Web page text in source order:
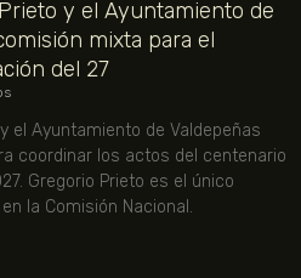
y el Ayuntamiento de
mixta para el
del 27
el Ayuntamiento de Valdepeñas
coordinar los actos del centenario
Gregorio Prieto es el único
la Comisión Nacional.